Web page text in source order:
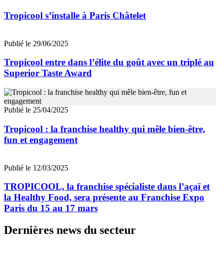
Tropicool s’installe à Paris Châtelet
Publié le 29/06/2025
Tropicool entre dans l’élite du goût avec un triplé au
Superior Taste Award
Publié le 25/04/2025
Tropicool : la franchise healthy qui mêle bien-être,
fun et engagement
Publié le 12/03/2025
TROPICOOL, la franchise spécialiste dans l’açaï et
la Healthy Food, sera présente au Franchise Expo
Paris du 15 au 17 mars
Dernières news du secteur